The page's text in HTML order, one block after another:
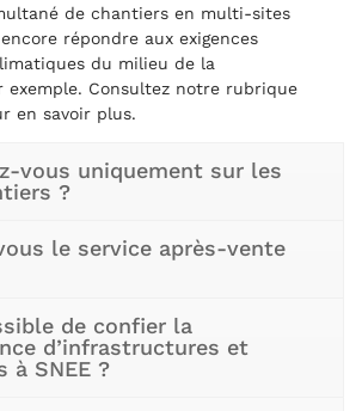
de chantiers en multi-sites
répondre aux exigences
du milieu de la
exemple. Consultez notre rubrique
en savoir plus.
vous uniquement sur les
?
le service après-vente
de confier la
d’infrastructures et
à SNEE ?